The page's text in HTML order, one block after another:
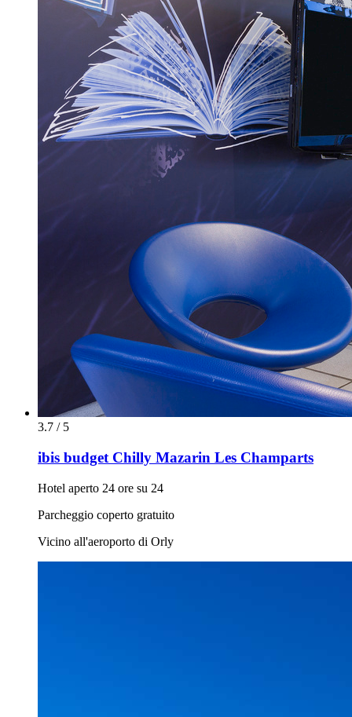
3.7 / 5
ibis budget Chilly Mazarin Les Champarts
Hotel aperto 24 ore su 24
Parcheggio coperto gratuito
Vicino all'aeroporto di Orly